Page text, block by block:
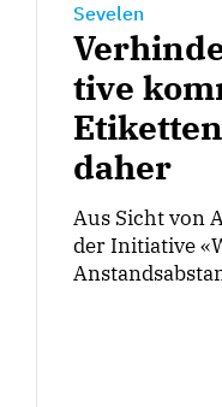
Sevelen
tive
daher
Aus Sicht von
der Initiative